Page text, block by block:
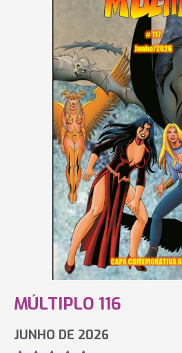
MÚLTIPLO 116
JUNHO DE 2026